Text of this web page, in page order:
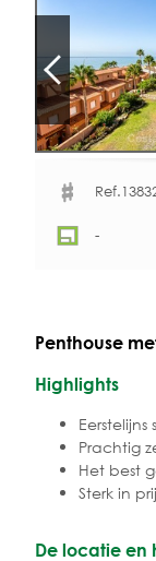
-
Penthouse
Highlights
Prachtig
Het best
Sterk in
De locatie en